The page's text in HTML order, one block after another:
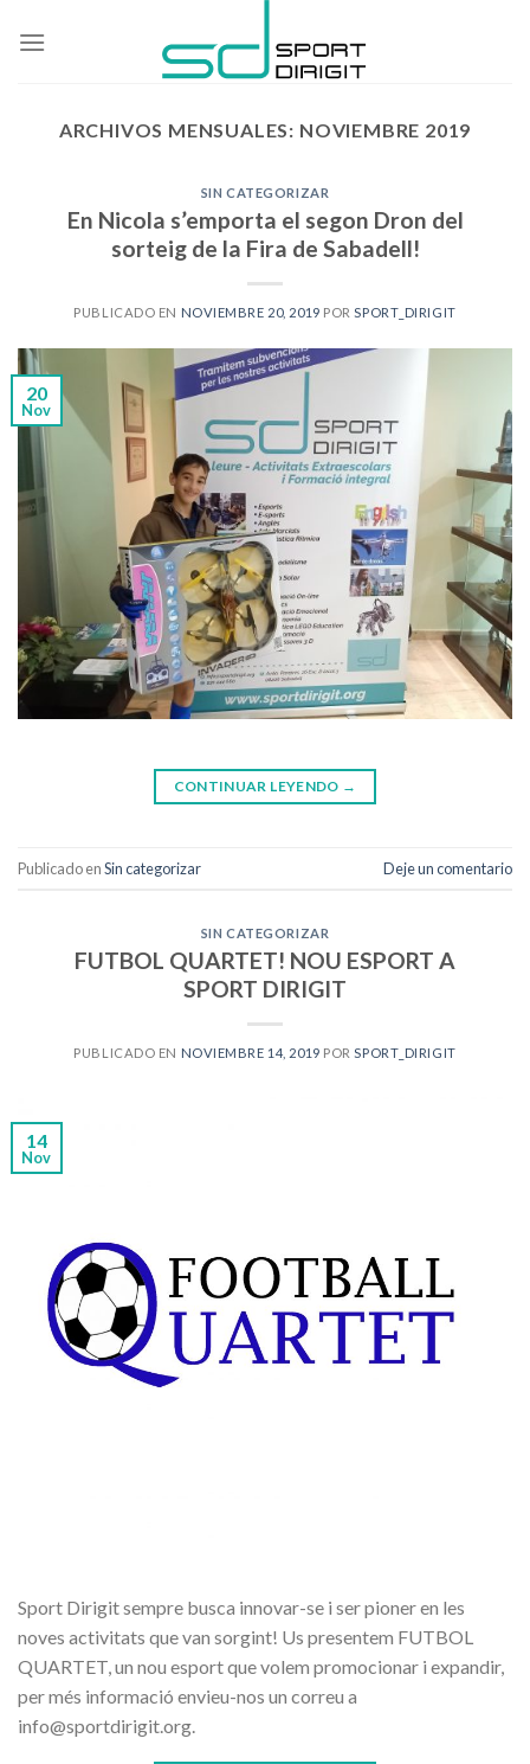
ARCHIVOS MENSUALES: NOVIEMBRE 2019
SIN CATEGORIZAR
En Nicola s’emporta el segon Dron del
sorteig de la Fira de Sabadell!
PUBLICADO EN NOVIEMBRE 20, 2019 POR SPORT_DIRIGIT
20
Nov
CONTINUAR LEYENDO →
Publicado enSin categorizar Deje un comentario
SIN CATEGORIZAR
FUTBOL QUARTET! NOU ESPORT A
SPORT DIRIGIT
PUBLICADO EN NOVIEMBRE 14, 2019 PORSPORT_DIRIGIT
14
Nov
Sport Dirigit sempre busca innovar-se i ser pioner en les
noves activitats que van sorgint! Us presentem FUTBOL
QUARTET, un nou esport que volem promocionar i expandir,
per més informació envieu-nos un correu a
info@sportdirigit.org.